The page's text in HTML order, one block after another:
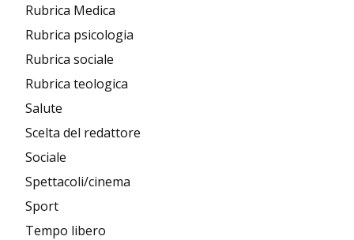
Rubrica Medica
Rubrica psicologia
Rubrica sociale
Rubrica teologica
Salute
Scelta del redattore
Sociale
Spettacoli/cinema
Sport
Tempo libero